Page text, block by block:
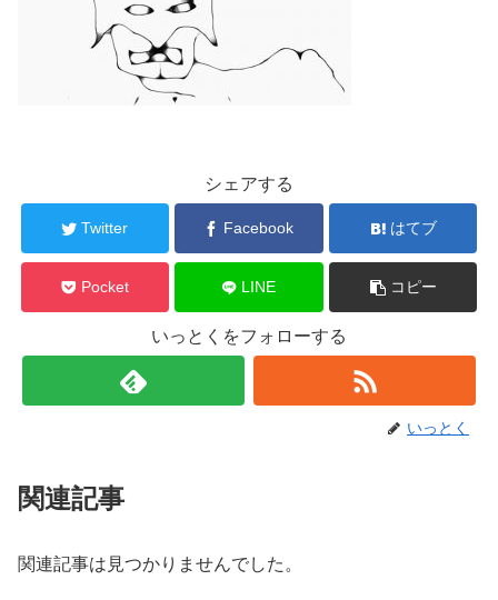
シェアする
Twitter Facebook はてブ
Pocket LINE コピー
いっとくをフォローする
いっとく
関連記事
関連記事は見つかりませんでした。